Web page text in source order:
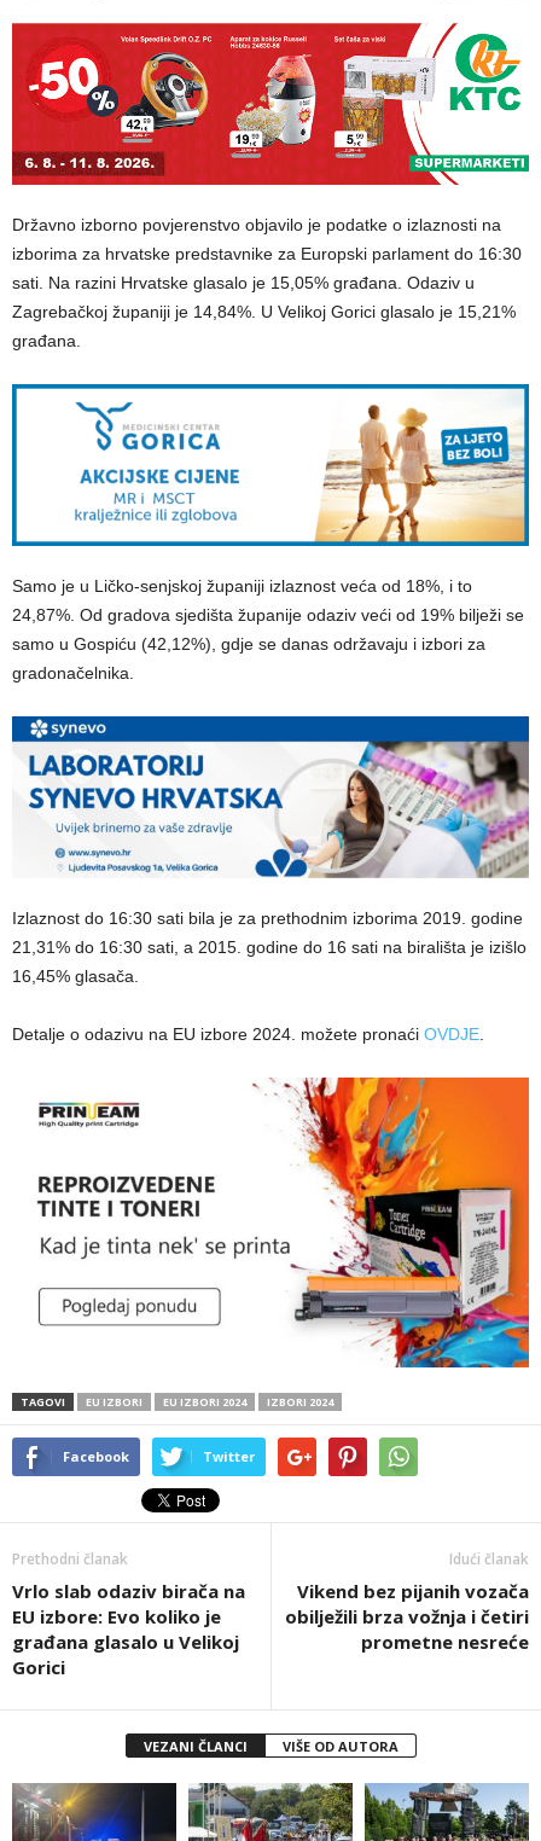
Državno izborno povjerenstvo objavilo je podatke o izlaznosti na
izborima za hrvatske predstavnike za Europski parlament do 16:30
sati. Na razini Hrvatske glasalo je 15,05% građana. Odaziv u
Zagrebačkoj županiji je 14,84%. U Velikoj Gorici glasalo je 15,21%
građana.
Samo je u Ličko-senjskoj županiji izlaznost veća od 18%, i to
24,87%. Od gradova sjedišta županije odaziv veći od 19% bilježi se
samo u Gospiću (42,12%), gdje se danas održavaju i izbori za
gradonačelnika.
Izlaznost do 16:30 sati bila je za prethodnim izborima 2019. godine
21,31% do 16:30 sati, a 2015. godine do 16 sati na birališta je izišlo
16,45% glasača.
Detalje o odazivu na EU izbore 2024. možete pronaći OVDJE
TAGOVI EU IZBORI EU IZBORI 2024 IZBORI 2024
Facebook Twitter
Prethodni članak
Vrlo slab odaziv birača na
EU izbore: Evo koliko je
građana glasalo u Velikoj
Gorici
Idući članak
Vikend bez pijanih vozača
obilježili brza vožnja i četiri
prometne nesreće
VEZANI ČLANCI VIŠE OD AUTORA